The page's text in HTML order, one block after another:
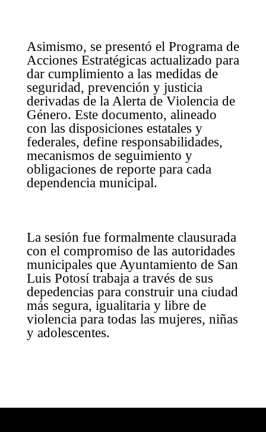
Asimismo, se presentó el Programa de
Acciones Estratégicas actualizado para
dar cumplimiento a las medidas de
seguridad, prevención y justicia
derivadas de la Alerta de Violencia de
Género. Este documento, alineado
con las disposiciones estatales y
federales, define responsabilidades,
mecanismos de seguimiento y
obligaciones de reporte para cada
dependencia municipal.
La sesión fue formalmente clausurada
con el compromiso de las autoridades
municipales que Ayuntamiento de San
Luis Potosí trabaja a través de sus
depedencias para construir una ciudad
más segura, igualitaria y libre de
violencia para todas las mujeres, niñas
y adolescentes.